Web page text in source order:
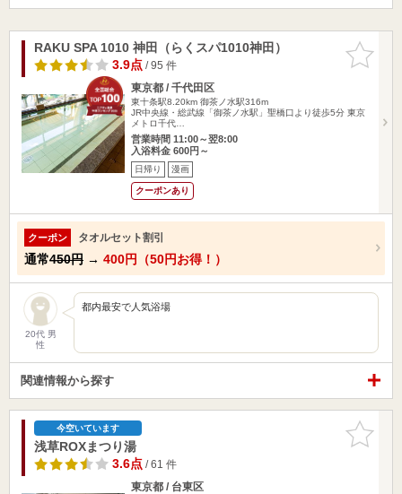
お気に入
りに追加
RAKU SPA 1010 神田（らくスパ1010神田）
3.9点/ 95 件
東京都 / 千代田区
東十条駅8.20km 御茶ノ水駅316m
JR中央線・総武線「御茶ノ水駅」聖橋口より徒歩5分 東京
メトロ千代…
営業時間 11:00～翌8:00
入浴料金 600円～
日帰り 漫画
クーポンあり
クーポン タオルセット割引
通常450円 → 400円（50円お得！）
20代 男
性
都内最安で人気浴場
関連情報から探す
お気に入
りに追加
今空いています
浅草ROXまつり湯
3.6点/ 61 件
東京都 / 台東区